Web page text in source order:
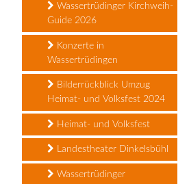
Wassertrüdinger Kirchweih-
Guide 2026
Konzerte in
Wassertrüdingen
Bilderrückblick Umzug
Heimat- und Volksfest 2024
Heimat- und Volksfest
Landestheater Dinkelsbühl
Wassertrüdinger